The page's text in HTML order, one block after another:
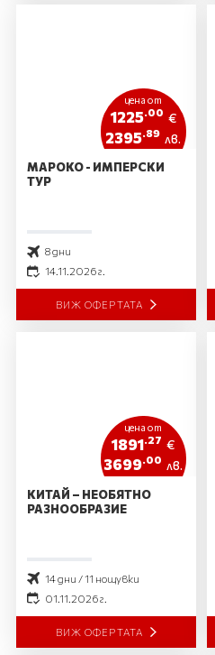
цена от
1225.00 €
2395.89 лв.
МАРОКО - ИМПЕРСКИ
ТУР
8 дни
14.11.2026 г.
ВИЖ ОФЕРТАТА
цена от
1891 .27 €
3699.00 лв.
КИТАЙ – НЕОБЯТНО
РАЗНООБРАЗИЕ
14 дни / 11 нощувки
01.11.2026 г.
ВИЖ ОФЕРТАТА